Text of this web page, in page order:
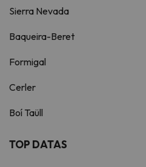
Sierra Nevada
Baqueira-Beret
Formigal
Cerler
Boí Taüll
TOP DATAS